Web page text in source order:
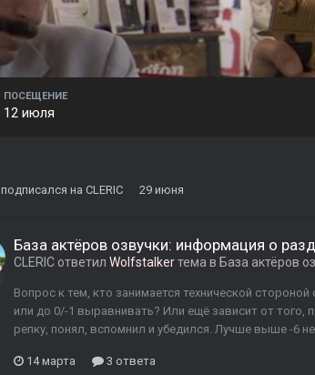
ПОСЕЩЕНИЕ
12 июля
подписался на CLERIC 29 июня
База актёров озвучки: информация о
CLERIC ответил Wolfstalkerтема в База актёров
Вопрос к тем, кто занимается технической
или до 0/-1 выравнивать? Или ещё зависит от того,
репку, понял, вспомнил и убедился. Лучше выше -6
14 марта 3 ответа